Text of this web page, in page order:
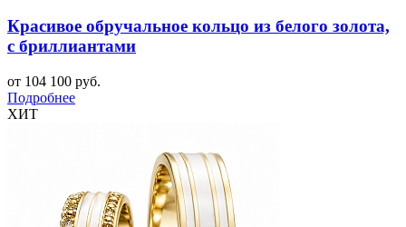
Красивое обручальное кольцо из белого золота,
с бриллиантами
от 104 100 руб.
Подробнее
ХИТ